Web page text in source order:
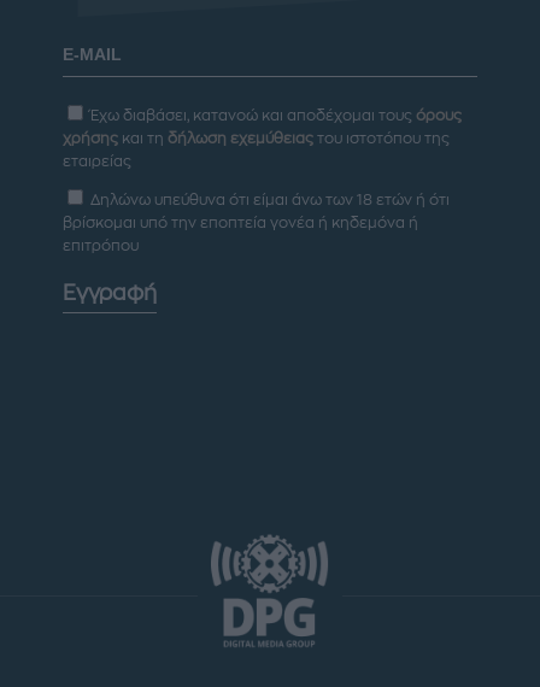
Έχω διαβάσει, κατανοώ και αποδέχομαι τους όρους
χρήσης και τη δήλωση εχεμύθειας του ιστοτόπου της
εταιρείας
Δηλώνω υπεύθυνα ότι είμαι άνω των 18 ετών ή ότι
βρίσκομαι υπό την εποπτεία γονέα ή κηδεμόνα ή
επιτρόπου
Εγγραφή